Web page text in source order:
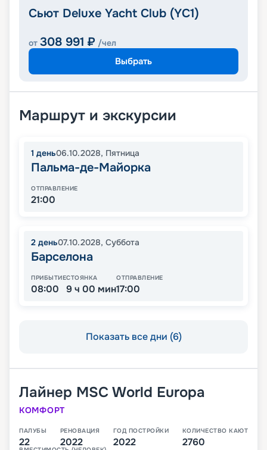
Сьют Deluxe Yacht Club (YC1)
от 308 991 ₽ /чел
Выбрать
Маршрут и экскурсии
1 день06.10.2028, Пятница
Пальма-де-Майорка
ОТПРАВЛЕНИЕ
21:00
2 день07.10.2028, Суббота
Барселона
ПРИБЫТИЕ
08:00
СТОЯНКА
9 ч 00 мин
ОТПРАВЛЕНИЕ
17:00
Показать все дни (6)
Лайнер MSC World Europa
КОМФОРТ
ПАЛУБЫ
22
РЕНОВАЦИЯ
2022
ГОД ПОСТРОЙКИ
2022
КОЛИЧЕСТВО КАЮТ
2760